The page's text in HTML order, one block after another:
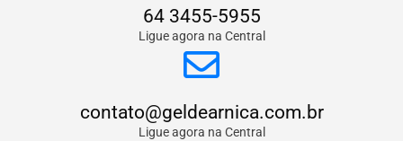
64 3455-5955
Ligue agora na Central
contato@geldearnica.com.br
Ligue agora na Central